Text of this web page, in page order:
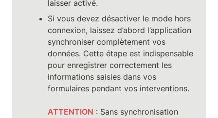
laisser activé.
Si vous devez désactiver le mode hors
connexion, laissez d’abord l’application
synchroniser complètement vos
données. Cette étape est indispensable
pour enregistrer correctement les
informations saisies dans vos
formulaires pendant vos interventions.
ATTENTION : Sans synchronisation